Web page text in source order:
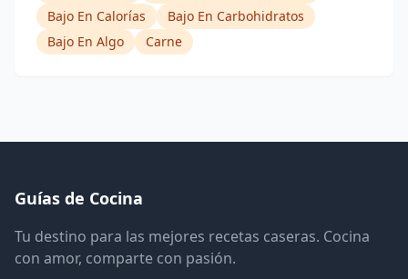
Bajo En Calorías
Bajo En Carbohidratos
Bajo En Algo
Carne
Guías de Cocina
Tu destino para las mejores recetas caseras. Cocina
con amor, comparte con pasión.